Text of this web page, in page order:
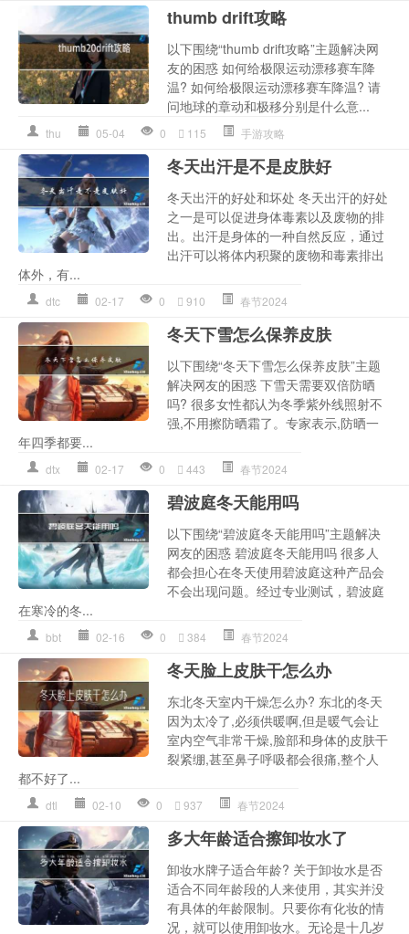
thumb drift攻略
以下围绕“thumb drift攻略”主题解决网
友的困惑 如何给极限运动漂移赛车降
温? 如何给极限运动漂移赛车降温? 请
问地球的章动和极移分别是什么意...
thu 05-04 0 115 手游攻略
冬天出汗是不是皮肤好
冬天出汗的好处和坏处 冬天出汗的好处
之一是可以促进身体毒素以及废物的排
出。出汗是身体的一种自然反应，通过
出汗可以将体内积聚的废物和毒素排出
体外，有...
dtc 02-17 0 910 春节2024
冬天下雪怎么保养皮肤
以下围绕“冬天下雪怎么保养皮肤”主题
解决网友的困惑 下雪天需要双倍防晒
吗? 很多女性都认为冬季紫外线照射不
强,不用擦防晒霜了。专家表示,防晒一
年四季都要...
dtx 02-17 0 443 春节2024
碧波庭冬天能用吗
以下围绕“碧波庭冬天能用吗”主题解决
网友的困惑 碧波庭冬天能用吗 很多人
都会担心在冬天使用碧波庭这种产品会
不会出现问题。经过专业测试，碧波庭
在寒冷的冬...
bbt 02-16 0 384 春节2024
冬天脸上皮肤干怎么办
东北冬天室内干燥怎么办? 东北的冬天
因为太冷了,必须供暖啊,但是暖气会让
室内空气非常干燥,脸部和身体的皮肤干
裂紧绷,甚至鼻子呼吸都会很痛,整个人
都不好了...
dtl 02-10 0 937 春节2024
多大年龄适合擦卸妆水了
卸妆水牌子适合年龄? 关于卸妆水是否
适合不同年龄段的人来使用，其实并没
有具体的年龄限制。只要你有化妆的情
况，就可以使用卸妆水。无论是十几岁